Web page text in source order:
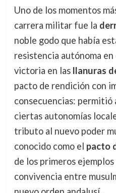
Uno de los momentos
carrera militar fue la
noble godo que había
resistencia autónoma
victoria en las llanuras
pacto de rendición con
consecuencias: permitió
ciertas autonomías
tributo al nuevo poder
conocido como el pacto
de los primeros
convivencia entre